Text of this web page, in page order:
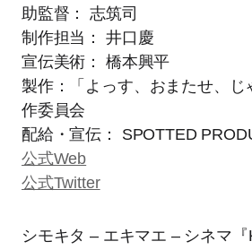
助監督： 志筑司
制作担当： 井⼝慶
宣伝美術： 橋本興平
製作：「よっす、おまたせ、じ
作委員会
配給・宣伝： SPOTTED
公式Web
公式Twitter
シモキタ – エキマエ – シネマ